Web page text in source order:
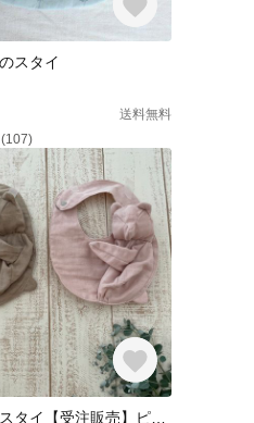
スタイ
送料無料
(107)